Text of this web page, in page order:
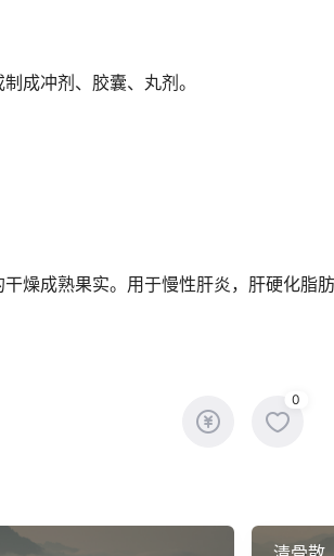
成冲剂、胶囊、丸剂。
燥成熟果实。用于慢性肝炎，肝硬化脂
0